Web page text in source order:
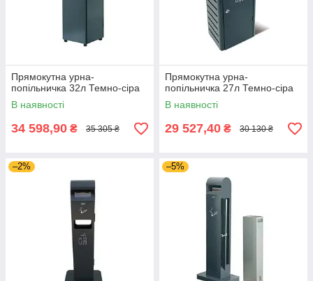
Наш інтернет-магазин пропонує вуличні металеві урни
попільнички різних моделей і розмірів. Придбати їх ви можете
оптом, і в роздріб. Ми гарно запаковуємо товар і відсилаємо
найбільш вигідним для вас перевізником.
Прямокутна урна-
попільничка 32л Темно-сіра
В наявності
34 598,90 ₴ 35 305 ₴
Прямокутна урна-
попільничка 27л Темно-сіра
В наявності
29 527,40 ₴ 30 130 ₴
–2% –5%